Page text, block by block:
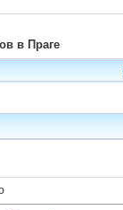
в Праге